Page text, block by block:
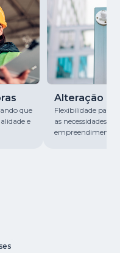
que
e
Alteração
Flexibilidade para
as necessidades
empreendimento.